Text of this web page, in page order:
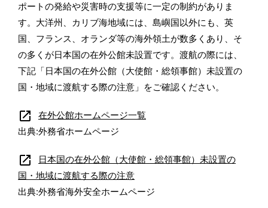
ポートの発給や災害時の支援等に一定の制約がありま
す。大洋州、カリブ海地域には、島嶼国以外にも、英
国、フランス、オランダ等の海外領土が数多くあり、そ
の多くが日本国の在外公館未設置です。渡航の際には、
下記「日本国の在外公館（大使館・総領事館）未設置の
国・地域に渡航する際の注意」をご確認ください。
open_in_new
在外公館ホームページ一覧
出典:外務省ホームページ
open_in_new
日本国の在外公館（大使館・総領事館）未設置の
国・地域に渡航する際の注意
出典:外務省海外安全ホームページ